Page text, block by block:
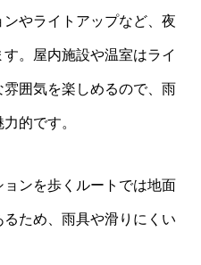
やライトアップなど、夜
。屋内施設や温室はライ
雰囲気を楽しめるので、雨
的です。
ンを歩くルートでは地面
ため、雨具や滑りにくい